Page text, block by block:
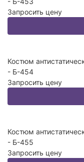
Запросить цену
Костюм
- Б-454
Запросить цену
Костюм
- Б-455
Запросить цену